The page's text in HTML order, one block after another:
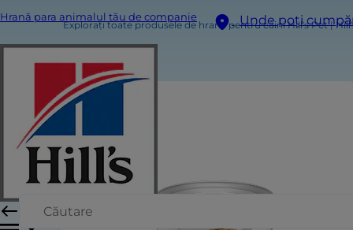
Hrană para animalul tău de companie Unde poți
Explorați toate produsele de hrană pentru câini Hill's Pet |